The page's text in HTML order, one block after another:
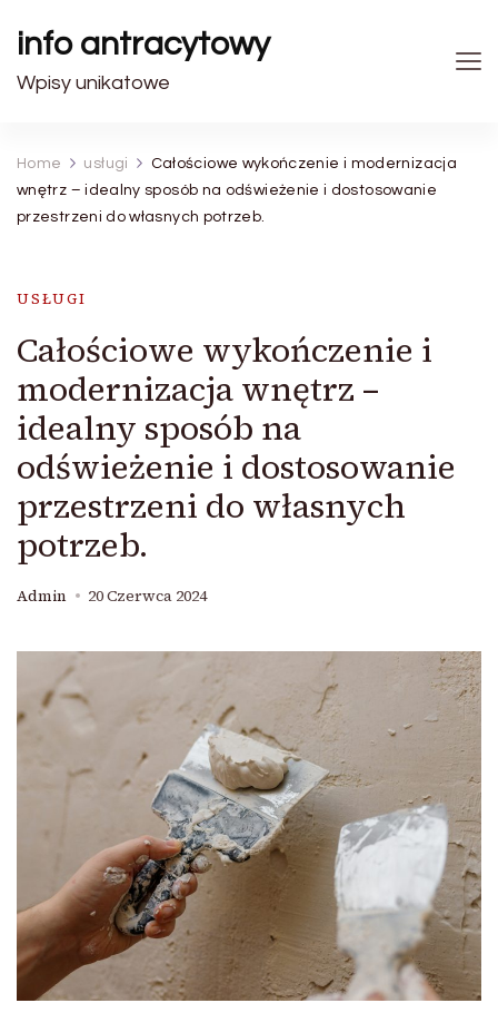
info antracytowy
Wpisy unikatowe
Home usługi
Całościowe wykończenie i modernizacja
wnętrz – idealny sposób na odświeżenie i dostosowanie
przestrzeni do własnych potrzeb.
USŁUGI
Całościowe wykończenie i
modernizacja wnętrz –
idealny sposób na
odświeżenie i dostosowanie
przestrzeni do własnych
potrzeb.
Admin 20 Czerwca 2024